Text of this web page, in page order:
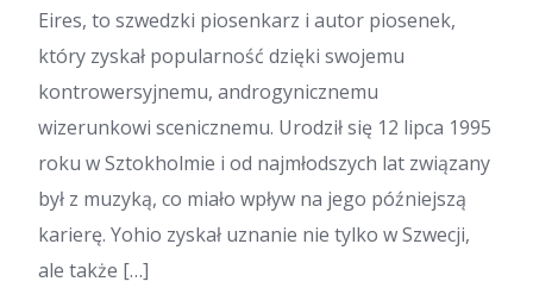
Eires, to szwedzki piosenkarz i autor piosenek,
który zyskał popularność dzięki swojemu
kontrowersyjnemu, androgynicznemu
wizerunkowi scenicznemu. Urodził się 12 lipca 1995
roku w Sztokholmie i od najmłodszych lat związany
był z muzyką, co miało wpływ na jego późniejszą
karierę. Yohio zyskał uznanie nie tylko w Szwecji,
ale także […]